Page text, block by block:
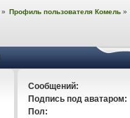
» Профиль пользователя Комель »
Сообщений:
Подпись под аватаром:
Пол: